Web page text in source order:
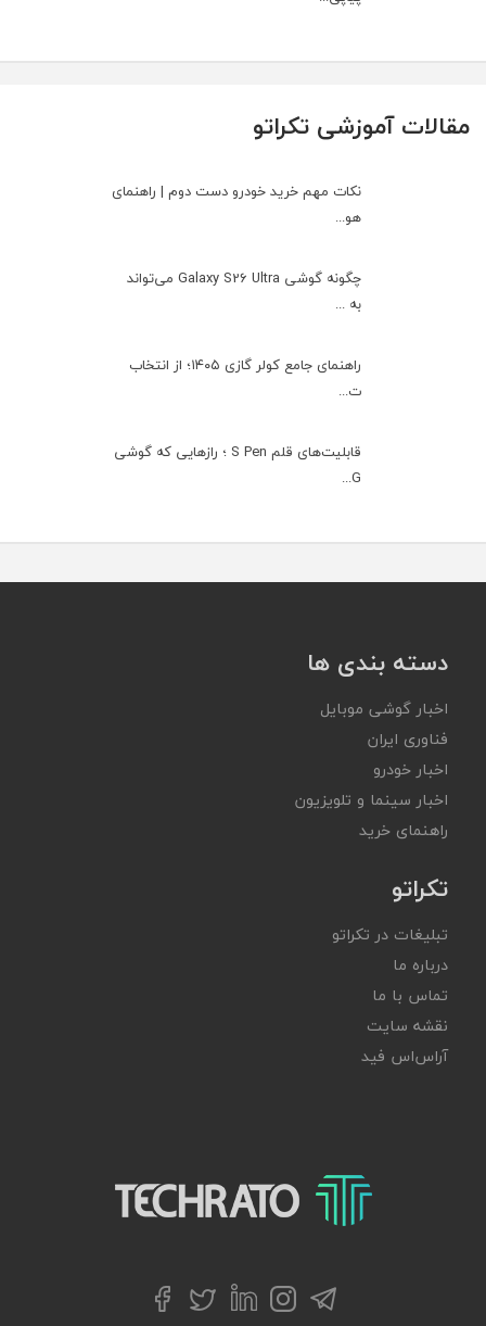
مقالات آموزشی تکراتو
نکات مهم خرید خودرو دست دوم | راهنمای
هو...
چگونه گوشی Galaxy S26 Ultra می‌تواند
به ...
راهنمای جامع کولر گازی ۱۴۰۵؛ از انتخاب
ت...
قابلیت‌های قلم S Pen ؛ رازهایی که گوشی
G...
دسته بندی ها
اخبار گوشی موبایل
فناوری ایران
اخبار خودرو
اخبار سینما و تلویزیون
راهنمای خرید
تکراتو
تبلیغات در تکراتو
درباره ما
تماس با ما
نقشه سایت
آر‌اس‌اس فید
تکراتو – زندگی با تکنولوژی
تلگراماینستاگرام
لینکداینتوییترفیسبوک